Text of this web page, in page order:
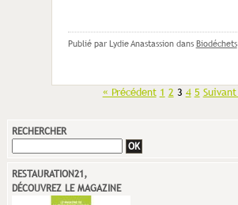
Publié par Lydie Anastassion dans Biodéchets
« Précédent 1 2 3 4 5 Suivant
RECHERCHER
RESTAURATION21,
DÉCOUVREZ LE MAGAZINE